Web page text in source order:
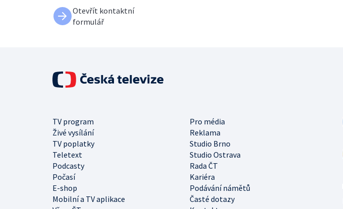
Otevřít kontaktní
formulář
TV program
Pro média
Živé vysílání
Reklama
TV poplatky
Studio Brno
Teletext
Studio Ostrava
Podcasty
Rada ČT
Počasí
Kariéra
E-shop
Podávání námětů
Mobilní a TV aplikace
Časté dotazy